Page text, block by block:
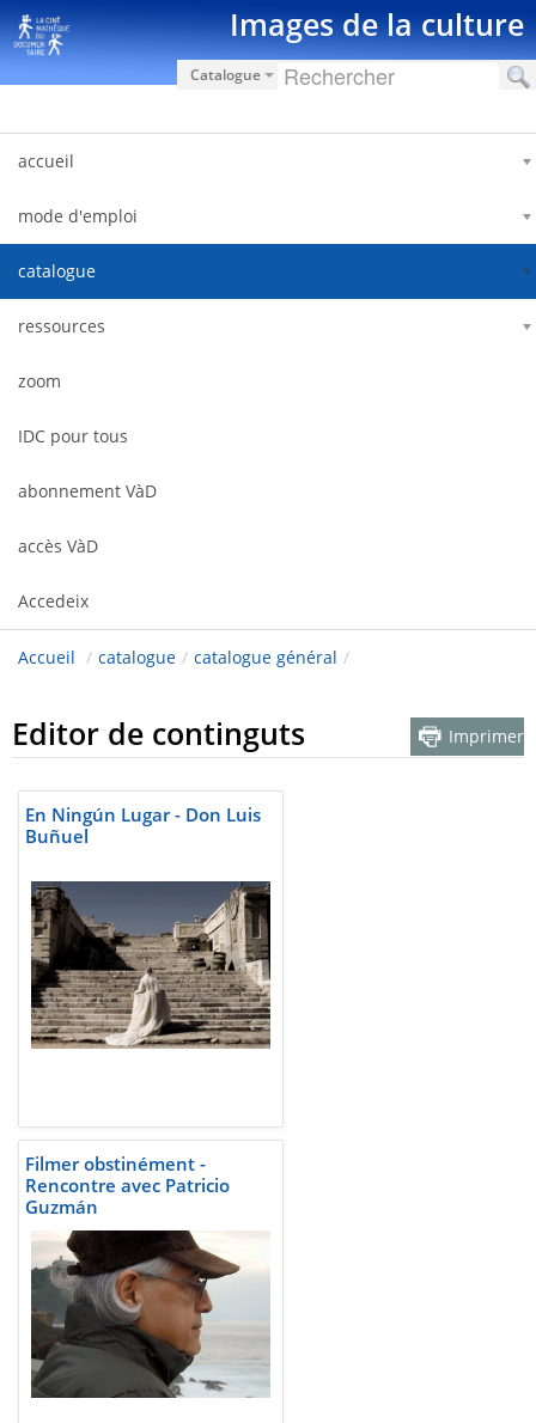
Salta al contigut Images de la culture
Catalogue
accueil
mode d'emploi
catalogue
ressources
zoom
IDC pour tous
abonnement VàD
accès VàD
Accedeix
Accueil / catalogue / catalogue général /
Editor de continguts Imprimer
En Ningún Lugar - Don Luis
Buñuel
Filmer obstinément -
Rencontre avec Patricio
Guzmán